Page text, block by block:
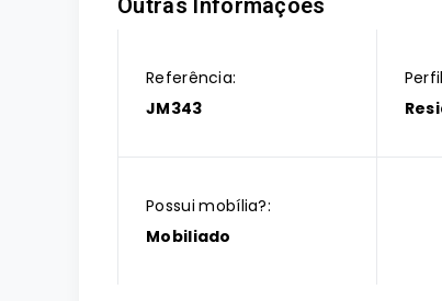
Outras Informações
Referência:
JM343
Possui mobília?:
Mobiliado